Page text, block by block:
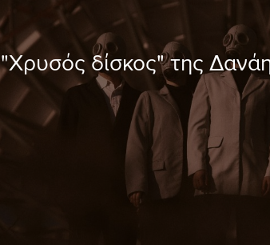
"Χρυσός δίσκος" της